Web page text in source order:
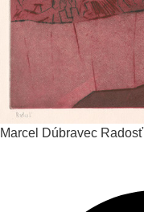
Marcel Dúbravec Radosť